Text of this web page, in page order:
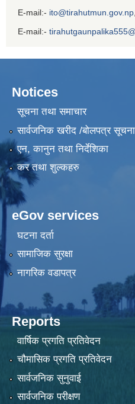
E-mail:- ito@tirahutmun.gov.np
E-mail:-
Notices
सूचना तथा समाचार
सार्वजनिक खरीद /बोलपत्र सूचना
एन, कानुन तथा निर्देशिका
कर तथा शुल्कहरु
eGov services
घटना दर्ता
सामाजिक सुरक्षा
नागरिक वडापत्र
Reports
वार्षिक प्रगति प्रतिवेदन
चौमासिक प्रगति प्रतिवेदन
सार्वजनिक सुनुवाई
सार्वजनिक परीक्षण